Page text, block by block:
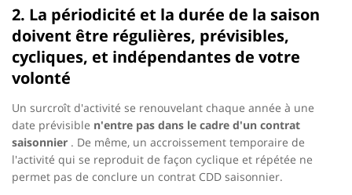
2. La périodicité et la durée de la saison
doivent être régulières, prévisibles,
cycliques, et indépendantes de votre
volonté
Un surcroît d'activité se renouvelant chaque année à une
date prévisible n'entre pas dans le cadre d'un contrat
saisonnier . De même, un accroissement temporaire de
l'activité qui se reproduit de façon cyclique et répétée ne
permet pas de conclure un contrat CDD saisonnier.